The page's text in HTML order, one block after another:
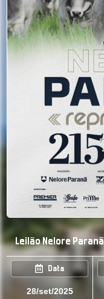
Leilão Nelore
Data
28/set/2025